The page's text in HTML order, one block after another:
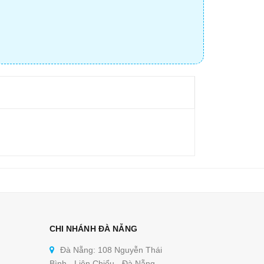
CHI NHÁNH ĐÀ NẴNG
Đà Nẵng: 108 Nguyễn Thái